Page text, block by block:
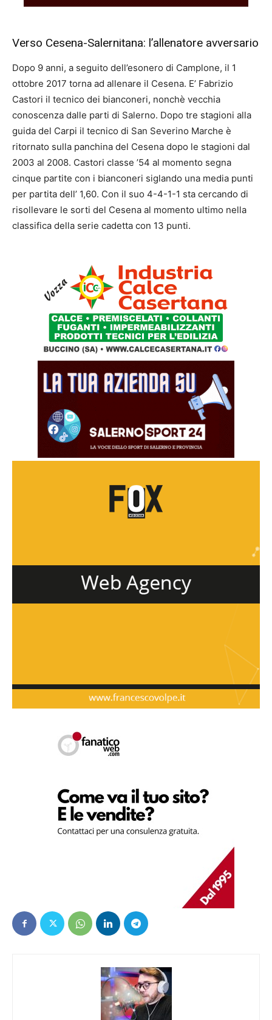
Verso Cesena-Salernitana: l’allenatore avversario
Dopo 9 anni, a seguito dell’esonero di Camplone, il 1
ottobre 2017 torna ad allenare il Cesena. E’ Fabrizio
Castori il tecnico dei bianconeri, nonchè vecchia
conoscenza dalle parti di Salerno. Dopo tre stagioni alla
guida del Carpi il tecnico di San Severino Marche è
ritornato sulla panchina del Cesena dopo le stagioni dal
2003 al 2008. Castori classe ’54 al momento segna
cinque partite con i bianconeri siglando una media punti
per partita dell’ 1,60. Con il suo 4-4-1-1 sta cercando di
risollevare le sorti del Cesena al momento ultimo nella
classifica della serie cadetta con 13 punti.